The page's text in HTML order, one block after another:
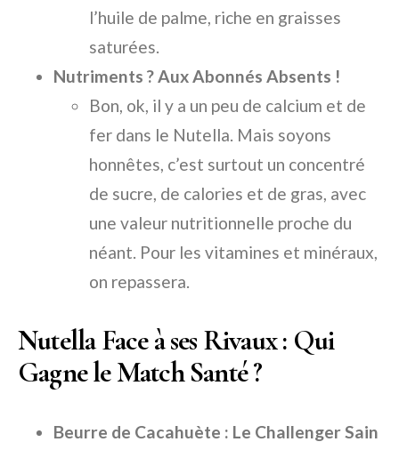
l’huile de palme, riche en graisses
saturées.
Nutriments ? Aux Abonnés Absents !
Bon, ok, il y a un peu de calcium et de
fer dans le Nutella. Mais soyons
honnêtes, c’est surtout un concentré
de sucre, de calories et de gras, avec
une valeur nutritionnelle proche du
néant. Pour les vitamines et minéraux,
on repassera.
Nutella Face à ses Rivaux : Qui
Gagne le Match Santé ?
Beurre de Cacahuète : Le Challenger Sain